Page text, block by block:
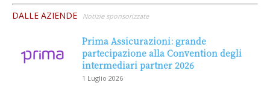
DALLE AZIENDE Notizie sponsorizzate
Prima Assicurazioni: grande
partecipazione alla Convention degli
intermediari partner 2026
1 Luglio 2026